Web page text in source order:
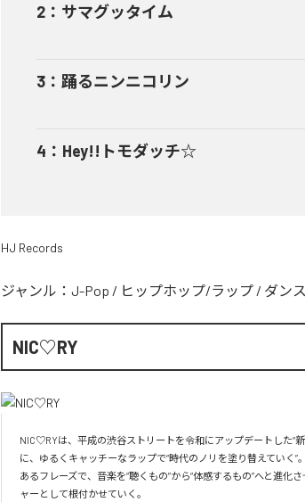
2 ： サマグッタイム
3 ： 踊るニンニコリン
4 ： Hey!!トモダッチ☆
HJ Records
ジャンル： J-Pop / ヒップホップ/ラップ / ダンス
NIC♡RY
NIC♡RYは、平成の渋谷ストリートを令和にアップデートした“
に、ゆるくキャッチーなラップで“時代のノリを塗り替えていく
あるフレーズで、音楽を“聴くもの”から“体感するもの”へと進
ャーとして根付かせていく。